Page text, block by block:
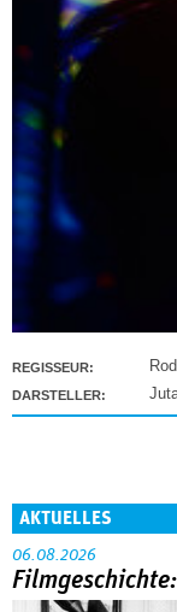
REGISSEUR:
DARSTELLER:
AKTUELLES
06.08.2026